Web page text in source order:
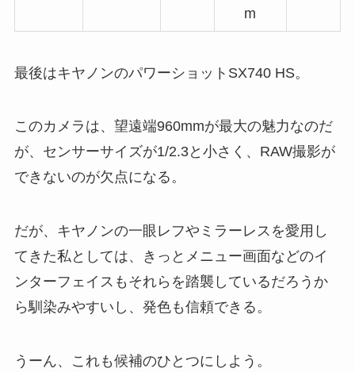
m
最後はキヤノンのパワーショットSX740 HS。
このカメラは、望遠端960mmが最大の魅力なのだ
が、センサーサイズが1/2.3と小さく、RAW撮影が
できないのが欠点になる。
だが、キヤノンの一眼レフやミラーレスを愛用し
てきた私としては、きっとメニュー画面などのイ
ンターフェイスもそれらを踏襲しているだろうか
ら馴染みやすいし、発色も信頼できる。
うーん、これも候補のひとつにしよう。